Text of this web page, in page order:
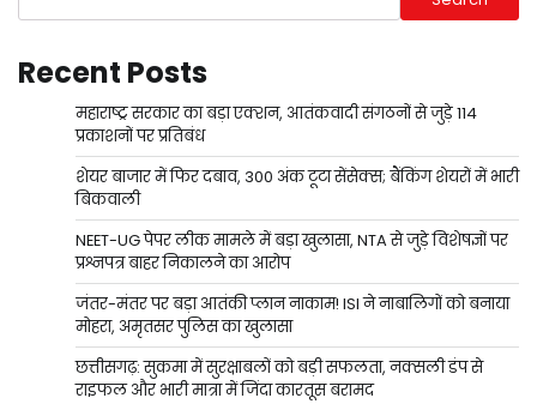
Recent Posts
महाराष्ट्र सरकार का बड़ा एक्शन, आतंकवादी संगठनों से जुड़े 114
प्रकाशनों पर प्रतिबंध
शेयर बाजार में फिर दबाव, 300 अंक टूटा सेंसेक्स; बैंकिंग शेयरों में भारी
बिकवाली
NEET-UG पेपर लीक मामले में बड़ा खुलासा, NTA से जुड़े विशेषज्ञों पर
प्रश्नपत्र बाहर निकालने का आरोप
जंतर-मंतर पर बड़ा आतंकी प्लान नाकाम! ISI ने नाबालिगों को बनाया
मोहरा, अमृतसर पुलिस का खुलासा
छत्तीसगढ़: सुकमा में सुरक्षाबलों को बड़ी सफलता, नक्सली डंप से
राइफल और भारी मात्रा में जिंदा कारतूस बरामद